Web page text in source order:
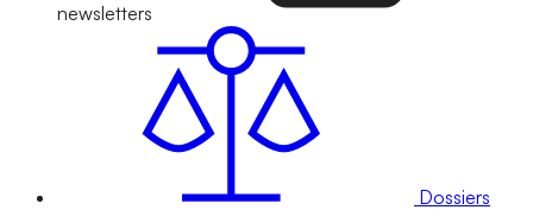
newsletters
Dossiers